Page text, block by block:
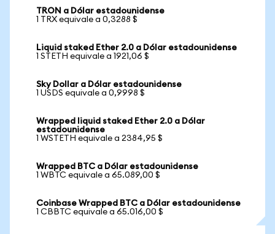
TRON a Dólar estadounidense
1 TRX equivale a 0,3288 $
Liquid staked Ether 2.0 a Dólar estadounidense
1 STETH equivale a 1921,06 $
Sky Dollar a Dólar estadounidense
1 USDS equivale a 0,9998 $
Wrapped liquid staked Ether 2.0 a Dólar
estadounidense
1 WSTETH equivale a 2384,95 $
Wrapped BTC a Dólar estadounidense
1 WBTC equivale a 65.089,00 $
Coinbase Wrapped BTC a Dólar estadounidense
1 CBBTC equivale a 65.016,00 $